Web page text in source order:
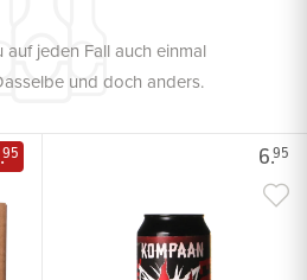
auf jeden Fall auch einmal
und doch anders.
95 6.95